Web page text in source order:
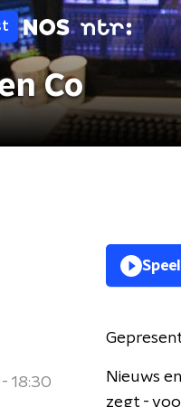
Co
18:30
Nieuws
zegt -